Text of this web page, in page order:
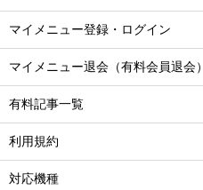
マイメニュー登録・ログイン
マイメニュー退会（有料会員退会）
有料記事一覧
利用規約
対応機種